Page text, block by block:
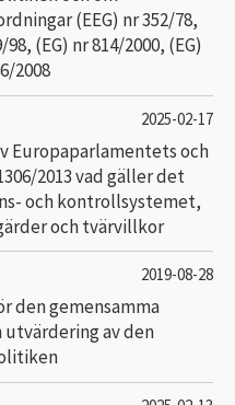
(EEG) nr 352/78,
(EG) nr 814/2000, (EG)
2008
2025-02-17
Europaparlamentets och
2013 vad gäller det
och kontrollsystemet,
och tvärvillkor
2019-08-28
den gemensamma
utvärdering av den